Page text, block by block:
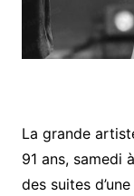
La grande
91 ans, samedi
des suites